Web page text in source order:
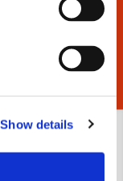
Show details
Puzzel
€ 19,99Cadeaukiezer